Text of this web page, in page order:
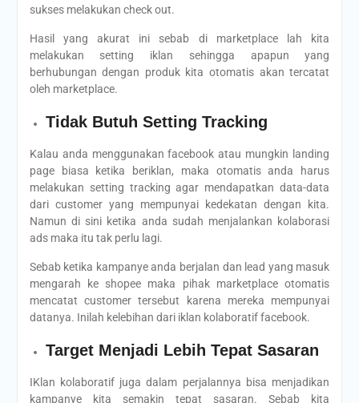
sukses melakukan check out.
Hasil yang akurat ini sebab di marketplace lah kita
melakukan setting iklan sehingga apapun yang
berhubungan dengan produk kita otomatis akan tercatat
oleh marketplace.
Tidak Butuh Setting Tracking
Kalau anda menggunakan facebook atau mungkin landing
page biasa ketika beriklan, maka otomatis anda harus
melakukan setting tracking agar mendapatkan data-data
dari customer yang mempunyai kedekatan dengan kita.
Namun di sini ketika anda sudah menjalankan kolaborasi
ads maka itu tak perlu lagi.
Sebab ketika kampanye anda berjalan dan lead yang masuk
mengarah ke shopee maka pihak marketplace otomatis
mencatat customer tersebut karena mereka mempunyai
datanya. Inilah kelebihan dari iklan kolaboratif facebook.
Target Menjadi Lebih Tepat Sasaran
IKlan kolaboratif juga dalam perjalannya bisa menjadikan
kampanye kita semakin tepat sasaran. Sebab kita